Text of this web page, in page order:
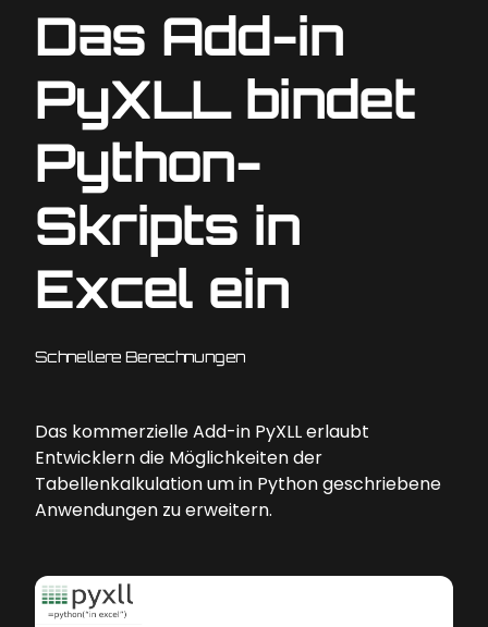
Das Add-in
PyXLL bindet
Python-
Skripts in
Excel ein
Schnellere Berechnungen
Das kommerzielle Add-in PyXLL erlaubt
Entwicklern die Möglichkeiten der
Tabellenkalkulation um in Python geschriebene
Anwendungen zu erweitern.